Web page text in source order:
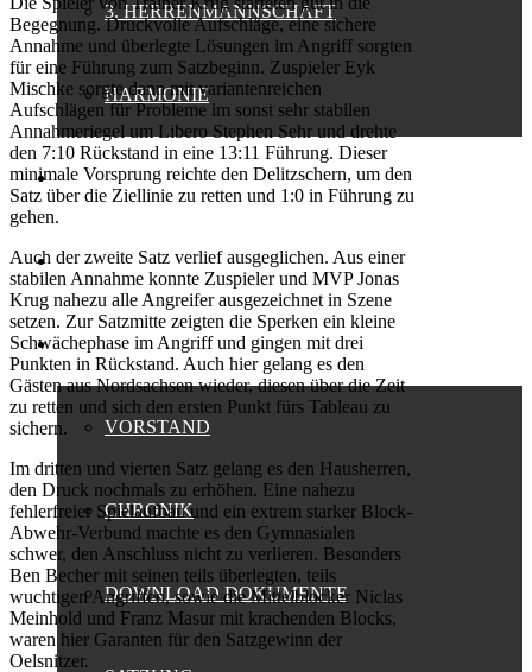
3. HERRENMANNSCHAFT
HARMONIE
BEACH
JUGENDARBEIT
VEREIN
VORSTAND
CHRONIK
DOWNLOAD DOKUMENTE
Begegnung. Druckvolle Aufschläge, eine sichere
Annahme und überlegte Lösungen im Angriff sorgten
für eine Führung zum Satzbeginn. Zuspieler Eyk
Mischke sorgte dann mit variantenreichen
Aufschlägen für Probleme im sonst sehr stabilen
Annahmeriegel um Libero Stephen Sehr und drehte
den 7:10 Rückstand in eine 13:11 Führung. Dieser
minimale Vorsprung reichte den Delitzschern, um den
Satz über die Ziellinie zu retten und 1:0 in Führung zu
gehen.
Auch der zweite Satz verlief ausgeglichen. Aus einer
stabilen Annahme konnte Zuspieler und MVP Jonas
Krug nahezu alle Angreifer ausgezeichnet in Szene
setzen. Zur Satzmitte zeigten die Sperken ein kleine
Schwächephase im Angriff und gingen mit drei
Punkten in Rückstand. Auch hier gelang es den
Gästen aus Nordsachsen wieder, diesen über die Zeit
zu retten und sich den ersten Punkt fürs Tableau zu
sichern.
Im dritten und vierten Satz gelang es den Hausherren,
den Druck nochmals zu erhöhen. Eine nahezu
fehlerfreier Spielaufbau und ein extrem starker Block-
Abwehr-Verbund machte es den Gymnasialen
schwer, den Anschluss nicht zu verlieren. Besonders
Ben Becher mit seinen teils überlegten, teils
wuchtigen Angriffen, sowie die Mittelblocker Niclas
Meinhold und Franz Masur mit krachenden Blocks,
waren hier Garanten für den Satzgewinn der
Oelsnitzer.